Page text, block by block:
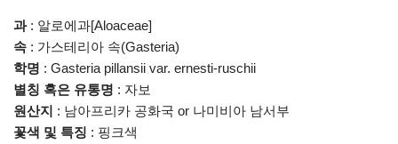
과: 알로에과[Aloaceae]
속 : 가스테리아 속(Gasteria)
학명 : Gasteria pillansii var. ernesti-ruschii
별칭 혹은 유통명 : 자보
원산지 : 남아프리카 공화국 or 나미비아 남서부
꽃색 및 특징 : 핑크색